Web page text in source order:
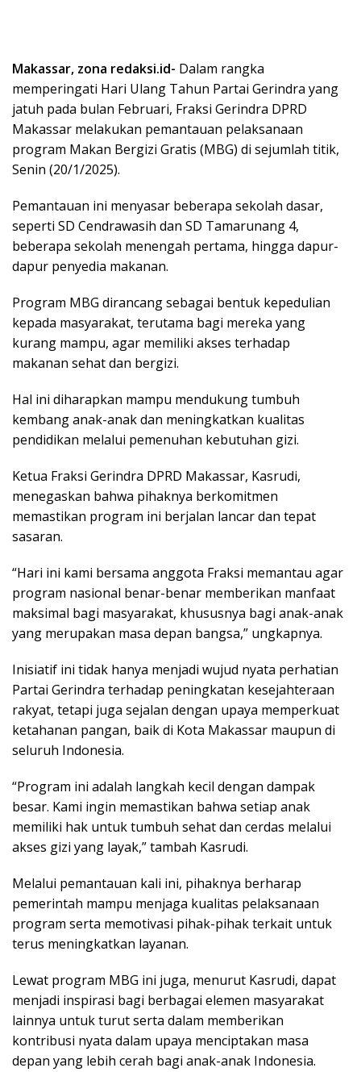
Makassar, zona redaksi.id- Dalam rangka
memperingati Hari Ulang Tahun Partai Gerindra yang
jatuh pada bulan Februari, Fraksi Gerindra DPRD
Makassar melakukan pemantauan pelaksanaan
program Makan Bergizi Gratis (MBG) di sejumlah titik,
Senin (20/1/2025).
Pemantauan ini menyasar beberapa sekolah dasar,
seperti SD Cendrawasih dan SD Tamarunang 4,
beberapa sekolah menengah pertama, hingga dapur-
dapur penyedia makanan.
Program MBG dirancang sebagai bentuk kepedulian
kepada masyarakat, terutama bagi mereka yang
kurang mampu, agar memiliki akses terhadap
makanan sehat dan bergizi.
Hal ini diharapkan mampu mendukung tumbuh
kembang anak-anak dan meningkatkan kualitas
pendidikan melalui pemenuhan kebutuhan gizi.
Ketua Fraksi Gerindra DPRD Makassar, Kasrudi,
menegaskan bahwa pihaknya berkomitmen
memastikan program ini berjalan lancar dan tepat
sasaran.
“Hari ini kami bersama anggota Fraksi memantau agar
program nasional benar-benar memberikan manfaat
maksimal bagi masyarakat, khususnya bagi anak-anak
yang merupakan masa depan bangsa,” ungkapnya.
Inisiatif ini tidak hanya menjadi wujud nyata perhatian
Partai Gerindra terhadap peningkatan kesejahteraan
rakyat, tetapi juga sejalan dengan upaya memperkuat
ketahanan pangan, baik di Kota Makassar maupun di
seluruh Indonesia.
“Program ini adalah langkah kecil dengan dampak
besar. Kami ingin memastikan bahwa setiap anak
memiliki hak untuk tumbuh sehat dan cerdas melalui
akses gizi yang layak,” tambah Kasrudi.
Melalui pemantauan kali ini, pihaknya berharap
pemerintah mampu menjaga kualitas pelaksanaan
program serta memotivasi pihak-pihak terkait untuk
terus meningkatkan layanan.
Lewat program MBG ini juga, menurut Kasrudi, dapat
menjadi inspirasi bagi berbagai elemen masyarakat
lainnya untuk turut serta dalam memberikan
kontribusi nyata dalam upaya menciptakan masa
depan yang lebih cerah bagi anak-anak Indonesia.